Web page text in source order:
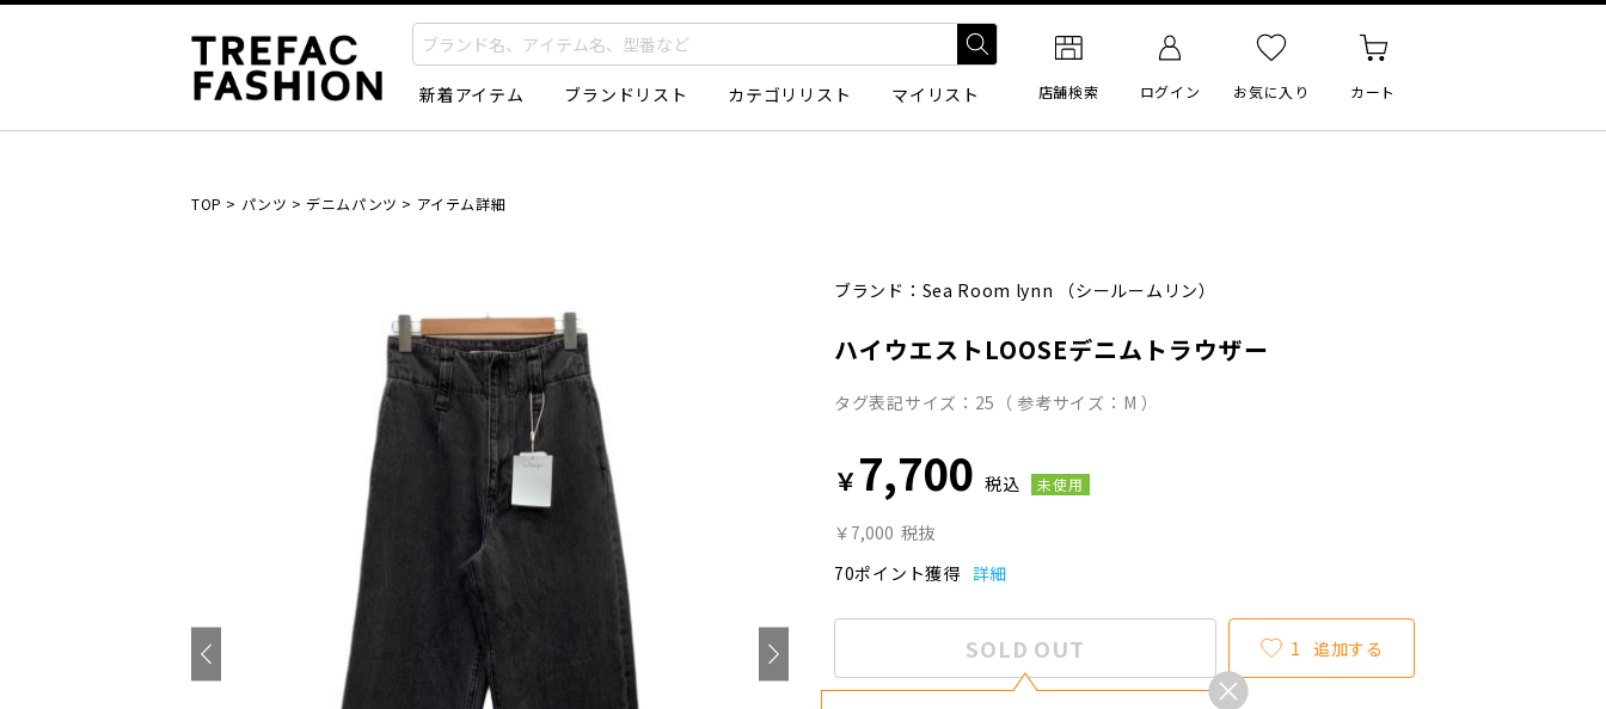
新着アイテム ブランドリスト カテゴリリスト マイリスト 店舗検索 ログイン お気に入り カート
TOP > パンツ > デニムパンツ > アイテム詳細
ブランド： Sea Room lynn （シールームリン）
ハイウエストLOOSEデニムトラウザー
タグ表記サイズ：25（ 参考サイズ：M ）
￥7,700 税込 未使用
￥7,000 税抜
70ポイント獲得 詳細
SOLD OUT 1 追加する